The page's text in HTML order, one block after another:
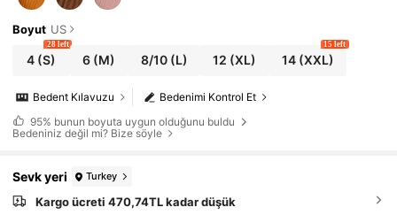
Boyut US
4 (S)
28 left
6 (M) 8/10(L) 12 (XL) 14 (XXL)
15 left
Bedenimi Kontrol Et
Bedent Kılavuzu
95% bunun boyuta uygun olduğunu buldu
Bedeniniz değil mi? Bize söyle
Sevk yeri Turkey
Kargo ücreti 470,74TL kadar düşük